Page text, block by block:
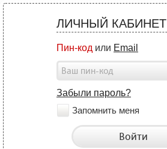
ЛИЧНЫЙ КАБИНЕТ
Пин-код или Email
Забыли пароль?
Запомнить меня
Войти